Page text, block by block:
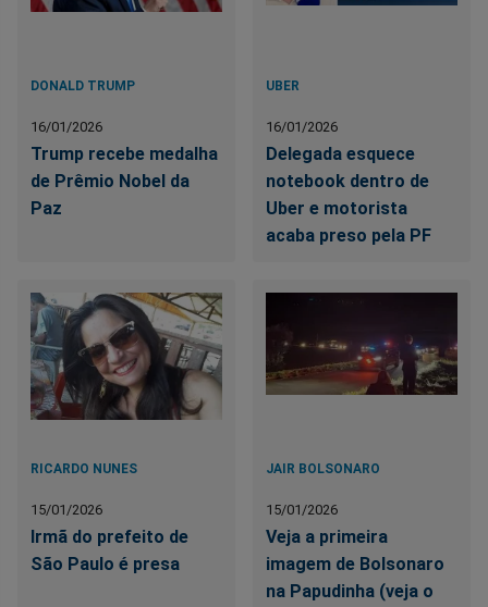
DONALD TRUMP
16/01/2026
Trump recebe medalha
de Prêmio Nobel da
Paz
UBER
16/01/2026
Delegada esquece
notebook dentro de
Uber e motorista
acaba preso pela PF
RICARDO NUNES
15/01/2026
Irmã do prefeito de
São Paulo é presa
JAIR BOLSONARO
15/01/2026
Veja a primeira
imagem de Bolsonaro
na Papudinha (veja o